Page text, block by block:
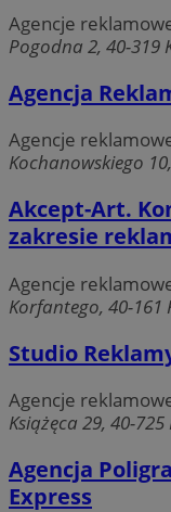
Agencje
Pogodna 2, 40-319
Agencja
Agencje
Kochanowskiego
Akcept-Art.
zakresie
Agencje
Korfantego, 40-161
Studio
Agencje
Książęca 29, 40-
Agencja
Express